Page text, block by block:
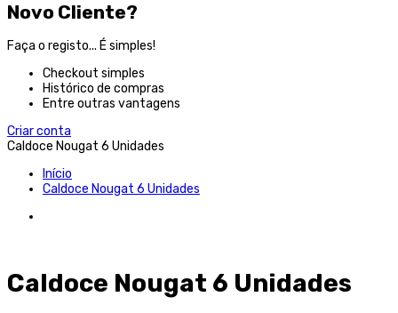
Novo Cliente?
Faça o registo... É simples!
Checkout simples
Histórico de compras
Entre outras vantagens
Criar conta
Caldoce Nougat 6 Unidades
Início
Caldoce Nougat 6 Unidades
Caldoce Nougat 6 Unidades